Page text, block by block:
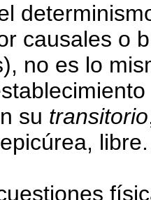
causales o
no es lo
su transitorio
libre.